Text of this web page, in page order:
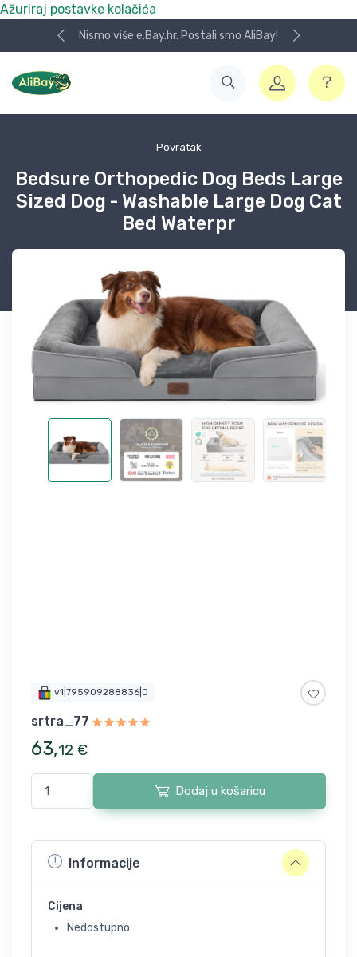
Ažuriraj postavke kolačića
Nismo više e.Bay.hr. Postali smo AliBay!
Povratak
Bedsure Orthopedic Dog Beds Large
Sized Dog - Washable Large Dog Cat
Bed Waterpr
v1|795909288836|0
srtra_77
63,12 €
Dodaj u košaricu
Informacije
Cijena
Nedostupno